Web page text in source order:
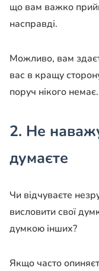
що вам важко
насправді.
Можливо, вам
вас в кращу
поруч нікого немає.
2. Не
думаєте
Чи відчуваєте
висловити свої
думкою інших?
Якщо часто